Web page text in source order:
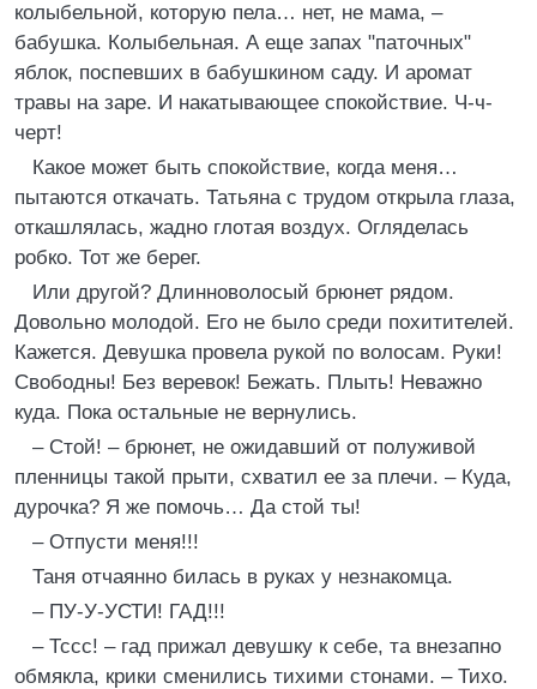
колыбельной, которую пела… нет, не мама, –
бабушка. Колыбельная. А еще запах "паточных"
яблок, поспевших в бабушкином саду. И аромат
травы на заре. И накатывающее спокойствие. Ч-ч-
черт!
Какое может быть спокойствие, когда меня…
пытаются откачать. Татьяна с трудом открыла глаза,
откашлялась, жадно глотая воздух. Огляделась
робко. Тот же берег.
Или другой? Длинноволосый брюнет рядом.
Довольно молодой. Его не было среди похитителей.
Кажется. Девушка провела рукой по волосам. Руки!
Свободны! Без веревок! Бежать. Плыть! Неважно
куда. Пока остальные не вернулись.
– Стой! – брюнет, не ожидавший от полуживой
пленницы такой прыти, схватил ее за плечи. – Куда,
дурочка? Я же помочь… Да стой ты!
– Отпусти меня!!!
Таня отчаянно билась в руках у незнакомца.
– ПУ-У-УСТИ! ГАД!!!
– Тссс! – гад прижал девушку к себе, та внезапно
обмякла, крики сменились тихими стонами. – Тихо.